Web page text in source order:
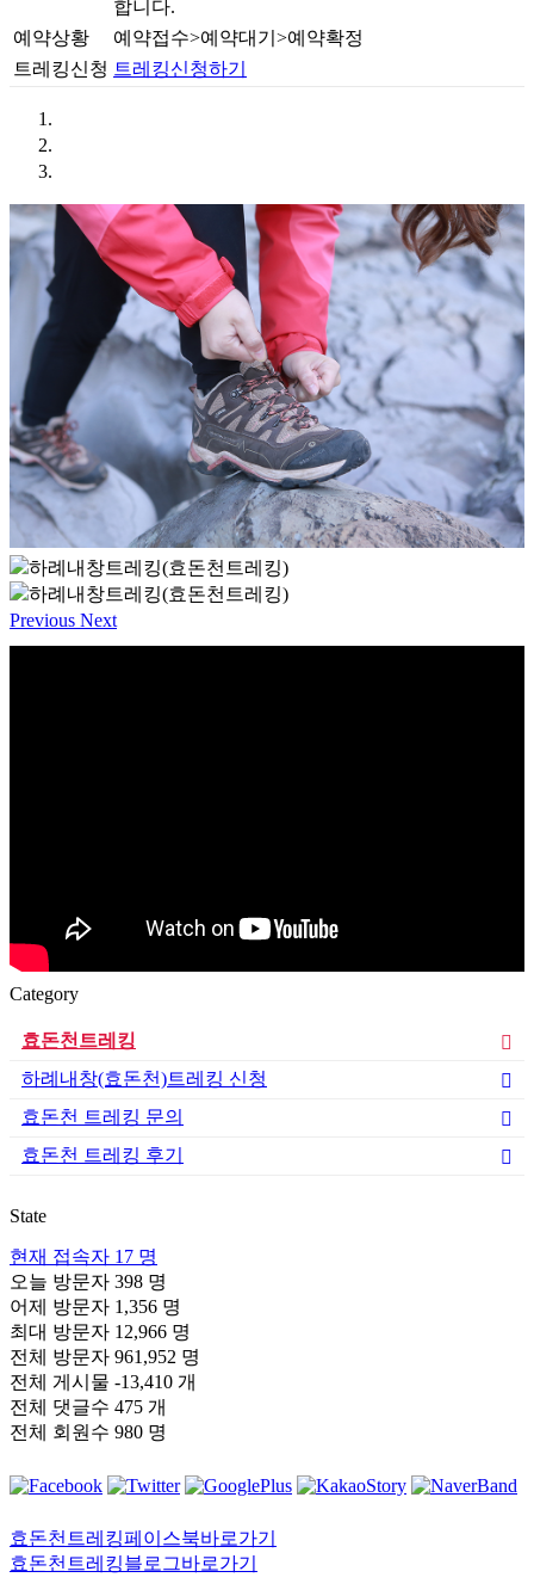
합니다.
예약상황
예약접수>예약대기>예약확정
트레킹신청 트레킹신청하기
Previous Next
Category
효돈천트레킹
하례내창(효돈천)트레킹 신청
효돈천 트레킹 문의
효돈천 트레킹 후기
State
현재 접속자 17 명
오늘 방문자 398 명
어제 방문자 1,356 명
최대 방문자 12,966 명
전체 방문자 961,952 명
전체 게시물 -13,410 개
전체 댓글수 475 개
전체 회원수 980 명
효돈천트레킹페이스북바로가기
효돈천트레킹블로그바로가기